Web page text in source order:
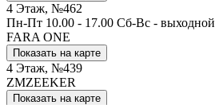
4 Этаж, №462
Пн-Пт 10.00 - 17.00 Сб-Вс - выходной
FARA ONE
Показать на карте
4 Этаж, №439
ZMZEEKER
Показать на карте